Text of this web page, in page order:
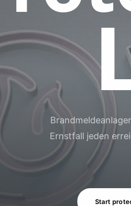
Ernstfall jeden
Start